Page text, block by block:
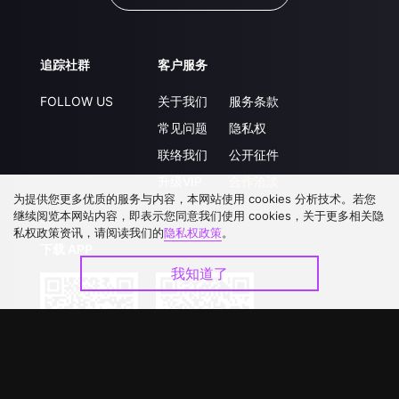
追踪社群
FOLLOW US
客户服务
关于我们
常见问题
联络我们
服务条款
隐私权
公开征件
为提供您更多优质的服务与内容，本网站使用 cookies 分析技术。若您
继续阅览本网站内容，即表示您同意我们使用 cookies，关于更多相关隐
私权政策资讯，请阅读我们的隐私权政策。
我知道了